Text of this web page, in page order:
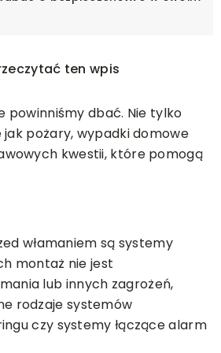
ten wpis
powinniśmy dbać. Nie tylko
pożary, wypadki domowe
kwestii, które pomogą
włamaniem są systemy
montaż nie jest
lub innych zagrożeń,
rodzaje systemów
czy systemy łączące alarm
OGRÓD ROŚLINY
warto zamówić kwiaty z
online?